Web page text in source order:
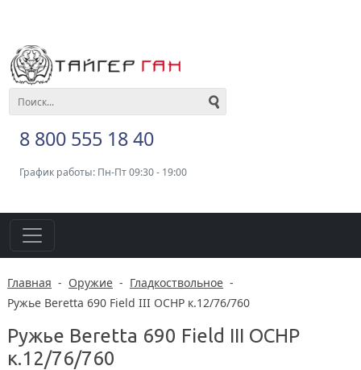
8 800 555 18 40
График работы: Пн-Пт 09:30 - 19:00
Главная - Оружие - Гладкоствольное -
Ружье Beretta 690 Field III OCHP к.12/76/760
Ружье Beretta 690 Field III OCHP
к.12/76/760